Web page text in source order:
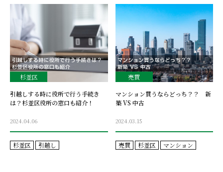
杉並区
引越しする時に役所で行う手続き
は？杉並区役所の窓口も紹介！
2024.04.06
杉並区 引越し
売買
マンション買うならどっち？？ 新
築 VS 中古
2024.03.15
売買 杉並区 マンション